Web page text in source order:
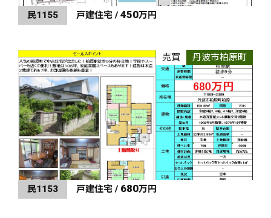
民1155 戸建住宅 / 450万円
売買 丹波市柏原町
民1153 戸建住宅 / 680万円